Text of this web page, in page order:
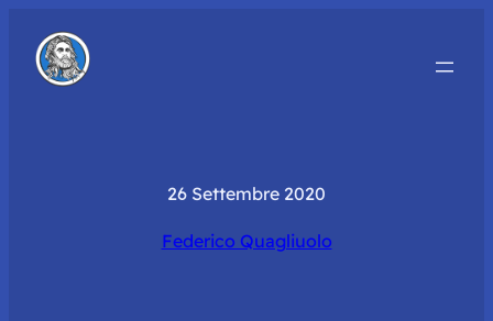
26 Settembre 2020
Federico Quagliuolo